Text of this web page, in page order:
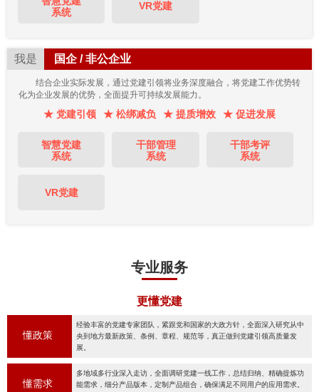
系统
VR党建
我是 国企 / 非公企业
结合企业实际发展，通过党建引领将业务深度融合，将党建工作优势转
化为企业发展的优势，全面提升可持续发展能力。
★ 党建引领 ★ 松绑减负 ★ 提质增效 ★ 促进发展
智慧党建
系统
干部管理
系统
干部考评
系统
VR党建
专业服务
更懂党建
懂政策
经验丰富的党建专家团队，紧跟党和国家的大政方针，全面深入研究从中
央到地方最新政策、条例、章程、规范等，真正做到党建引领高质量发
展。
懂需求
多地域多行业深入走访，全面调研党建一线工作，总结归纳、精确提炼功
能需求，细分产品版本，定制产品组合，确保满足不同用户的应用需求。